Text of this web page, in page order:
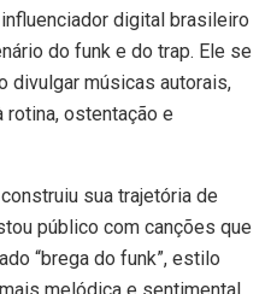
digital brasileiro
do funk e do trap. Ele se
divulgar músicas autorais,
ostentação e
sua trajetória de
público com canções que
“brega do funk”, estilo
melódica e sentimental